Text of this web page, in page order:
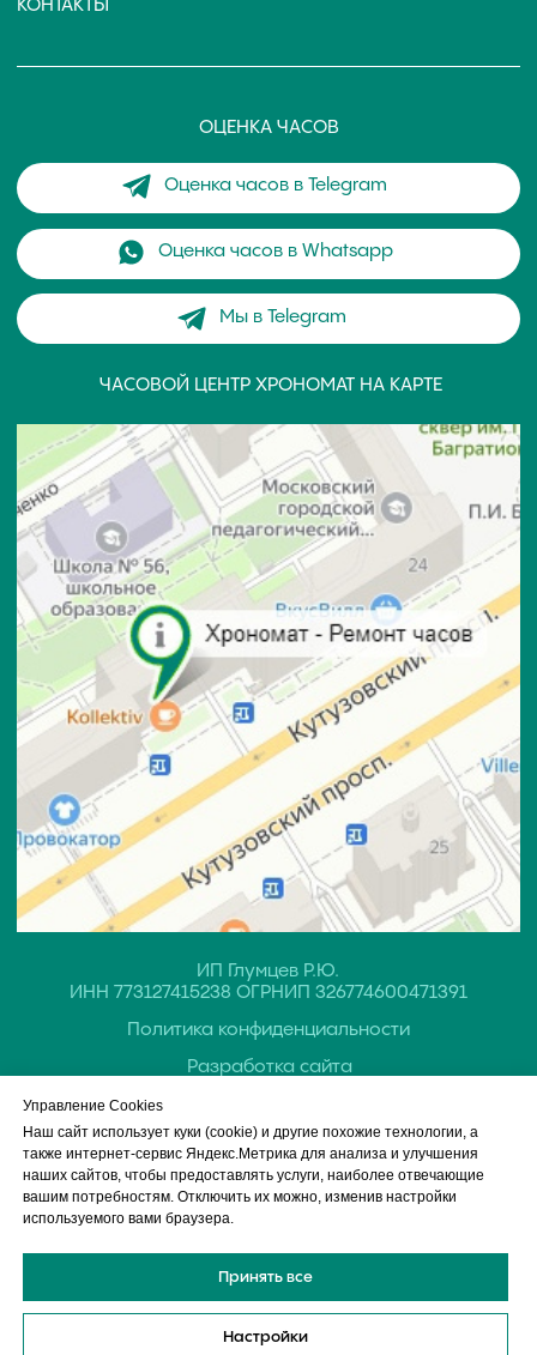
Обращаем ваше внимание на то, что данный интернет-сайт, а также
исключительно информационный характер и ни при каких условиях
не является публичной офертой, определяемой положениями Статьи
Управление Cookies
Наш сайт использует куки (cookie) и другие похожие технологии, а
также интернет-сервис Яндекс.Метрика для анализа и улучшения
наших сайтов, чтобы предоставлять услуги, наиболее отвечающие
вашим потребностям. Отключить их можно, изменив настройки
используемого вами браузера.
Принять все
Настройки